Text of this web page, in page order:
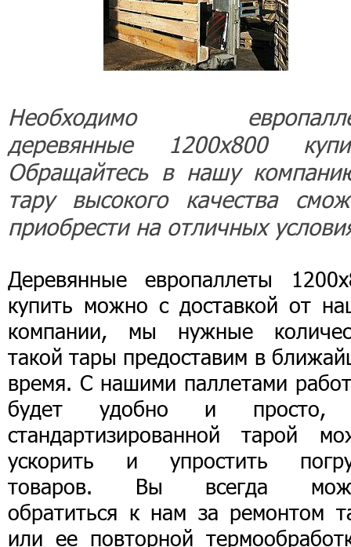
Необходимо
деревянные 1200х800
Обращайтесь в нашу
тару высокого качества
приобрести на отличных
Деревянные европаллеты
купить можно с доставкой от
компании, мы нужные
такой тары предоставим в
время. С нашими паллетами
будет удобно и просто,
стандартизированной тарой
ускорить и упростить
товаров. Вы всегда
обратиться к нам за ремонтом
или ее повторной